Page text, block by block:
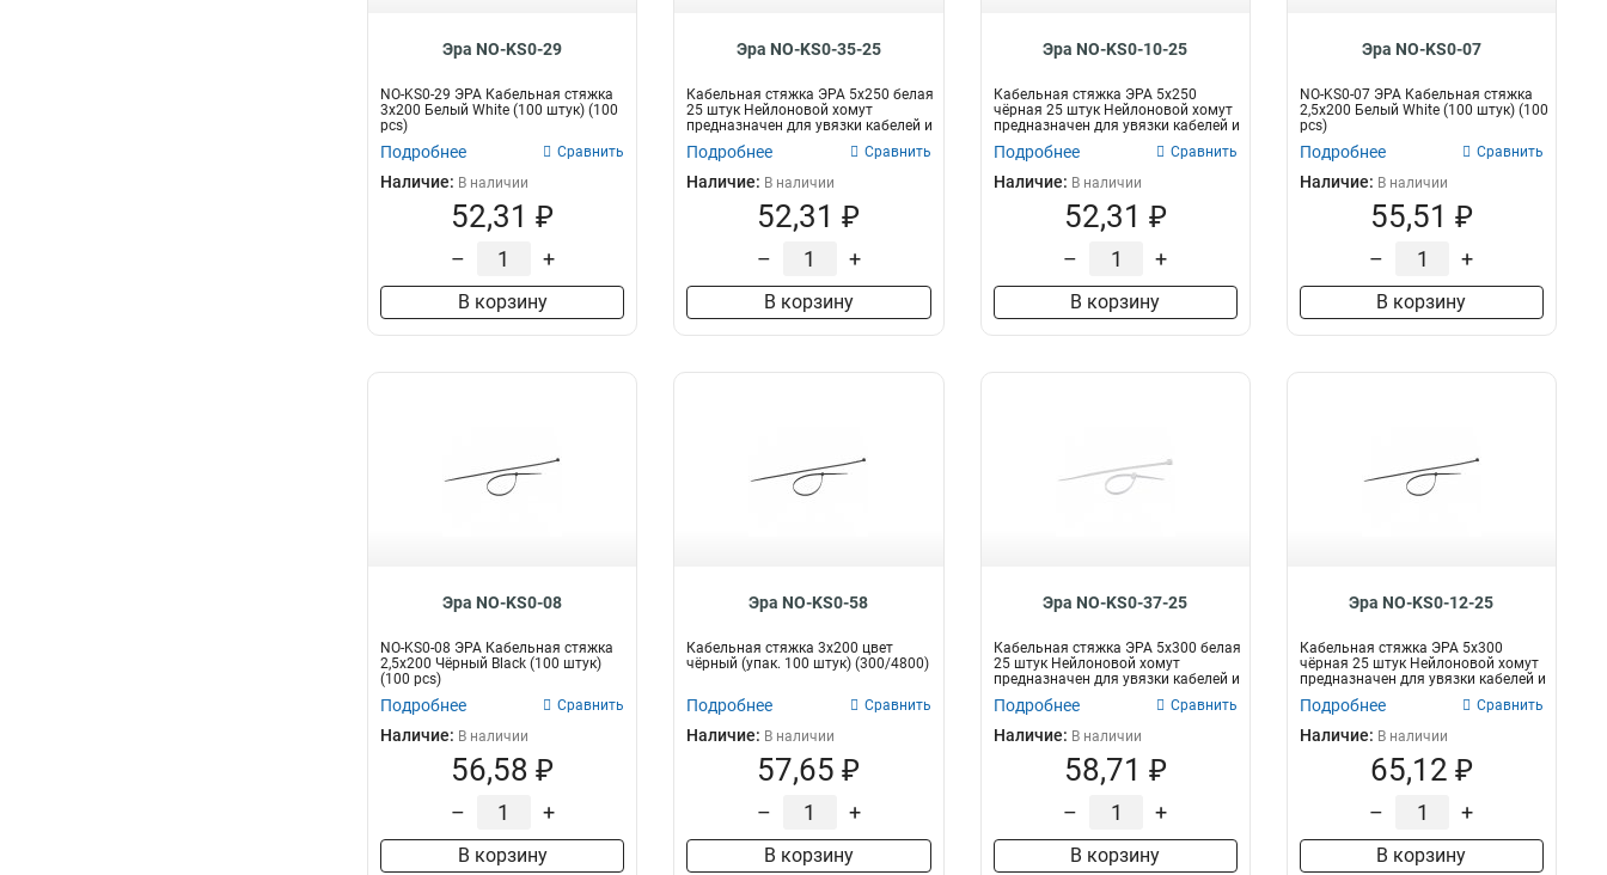
Эра NO-KS0-29
NO-KS0-29 ЭРА Кабельная стяжка
3x200 Белый White (100 штук) (100
pcs)
Подробнее Сравнить
Наличие: В наличии
52,31 ₽
– +
В корзину
Эра NO-KS0-35-25
Кабельная стяжка ЭРА 5x250 белая
25 штук Нейлоновой хомут
предназначен для увязки кабелей и
Подробнее Сравнить
Наличие: В наличии
52,31 ₽
– +
В корзину
Эра NO-KS0-10-25
Кабельная стяжка ЭРА 5x250
чёрная 25 штук Нейлоновой хомут
предназначен для увязки кабелей и
Подробнее Сравнить
Наличие: В наличии
52,31 ₽
– +
В корзину
Эра NO-KS0-07
NO-KS0-07 ЭРА Кабельная стяжка
2,5х200 Белый White (100 штук) (100
pcs)
Подробнее Сравнить
Наличие: В наличии
55,51 ₽
– +
В корзину
Эра NO-KS0-08
NO-KS0-08 ЭРА Кабельная стяжка
2,5х200 Чёрный Black (100 штук)
(100 pcs)
Подробнее Сравнить
Наличие: В наличии
56,58 ₽
– +
В корзину
Эра NO-KS0-58
Кабельная стяжка 3x200 цвет
чёрный (упак. 100 штук) (300/4800)
Подробнее Сравнить
Наличие: В наличии
57,65 ₽
– +
В корзину
Эра NO-KS0-37-25
Кабельная стяжка ЭРА 5x300 белая
25 штук Нейлоновой хомут
предназначен для увязки кабелей и
Подробнее Сравнить
Наличие: В наличии
58,71 ₽
– +
В корзину
Эра NO-KS0-12-25
Кабельная стяжка ЭРА 5x300
чёрная 25 штук Нейлоновой хомут
предназначен для увязки кабелей и
Подробнее Сравнить
Наличие: В наличии
65,12 ₽
– +
В корзину